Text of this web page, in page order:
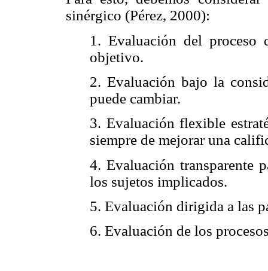
sinérgico (Pérez, 2000):
1. Evaluación del
objetivo.
2. Evaluación bajo la
puede cambiar.
3. Evaluación flexible
siempre de mejorar una
4. Evaluación transparente
los sujetos implicados.
5. Evaluación dirigida a las
6. Evaluación de los